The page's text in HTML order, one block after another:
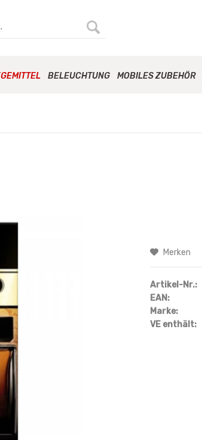
BELEUCHTUNG MOBILES ZUBEHÖR
Merken
Artikel-Nr.:
EAN:
Marke:
VE enthält: